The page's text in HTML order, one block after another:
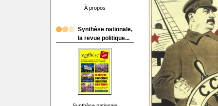
À propos
Synthèse nationale,
la revue politique...